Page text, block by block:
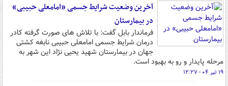
آخرین وضعیت شرایط جسمی «امامعلی حبیبی»
در بیمارستان
فرماندار بابل گفت: با تلاش های صورت گرفته کادر
درمان شرایط جسمی امامعلی حبیبی نابغه کشتی
جهان در بیمارستان شهید یحیی نژاد این شهر به
مرحله پایدار و رو به بهبود است.
۱۹ تیر ۰۴ - ۱۲:۲۷